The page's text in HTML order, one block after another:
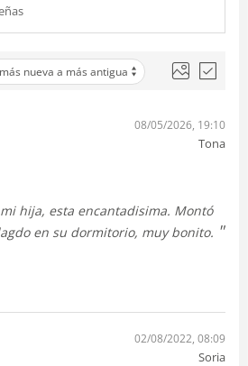
nueva a más antigua
08/05/2026, 19:10
Tona
en su dormitorio, muy bonito.
02/08/2022, 08:09
Soria